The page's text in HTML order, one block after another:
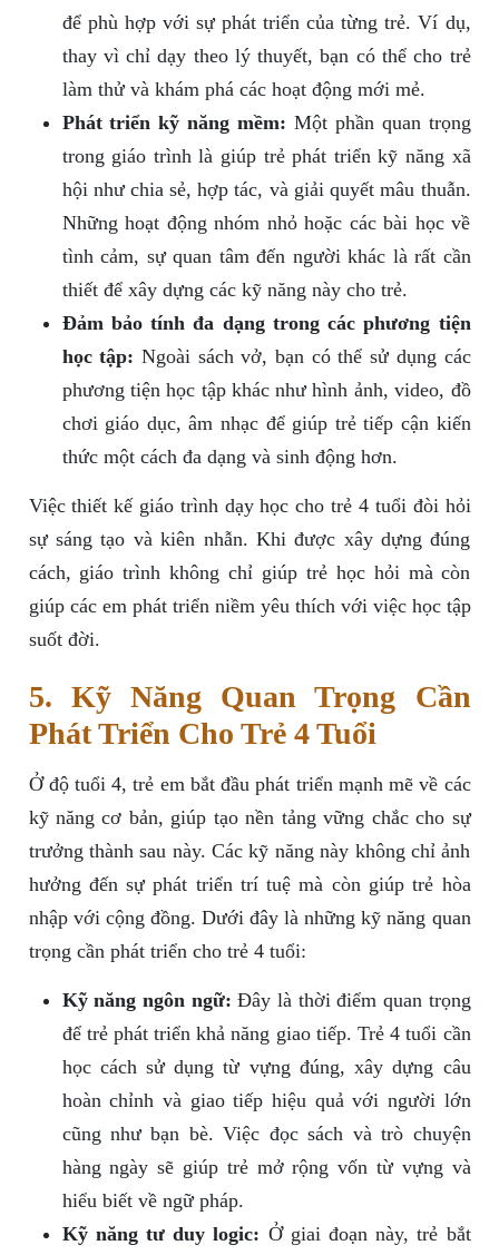
để phù hợp với sự phát triển của từng trẻ. Ví dụ,
thay vì chỉ dạy theo lý thuyết, bạn có thể cho trẻ
làm thử và khám phá các hoạt động mới mẻ.
Phát triển kỹ năng mềm: Một phần quan trọng
trong giáo trình là giúp trẻ phát triển kỹ năng xã
hội như chia sẻ, hợp tác, và giải quyết mâu thuẫn.
Những hoạt động nhóm nhỏ hoặc các bài học về
tình cảm, sự quan tâm đến người khác là rất cần
thiết để xây dựng các kỹ năng này cho trẻ.
Đảm bảo tính đa dạng trong các phương tiện
học tập: Ngoài sách vở, bạn có thể sử dụng các
phương tiện học tập khác như hình ảnh, video, đồ
chơi giáo dục, âm nhạc để giúp trẻ tiếp cận kiến
thức một cách đa dạng và sinh động hơn.
Việc thiết kế giáo trình dạy học cho trẻ 4 tuổi đòi hỏi
sự sáng tạo và kiên nhẫn. Khi được xây dựng đúng
cách, giáo trình không chỉ giúp trẻ học hỏi mà còn
giúp các em phát triển niềm yêu thích với việc học tập
suốt đời.
5. Kỹ Năng Quan Trọng Cần
Phát Triển Cho Trẻ 4 Tuổi
Ở độ tuổi 4, trẻ em bắt đầu phát triển mạnh mẽ về các
kỹ năng cơ bản, giúp tạo nền tảng vững chắc cho sự
trưởng thành sau này. Các kỹ năng này không chỉ ảnh
hưởng đến sự phát triển trí tuệ mà còn giúp trẻ hòa
nhập với cộng đồng. Dưới đây là những kỹ năng quan
trọng cần phát triển cho trẻ 4 tuổi:
Kỹ năng ngôn ngữ: Đây là thời điểm quan trọng
để trẻ phát triển khả năng giao tiếp. Trẻ 4 tuổi cần
học cách sử dụng từ vựng đúng, xây dựng câu
hoàn chỉnh và giao tiếp hiệu quả với người lớn
cũng như bạn bè. Việc đọc sách và trò chuyện
hàng ngày sẽ giúp trẻ mở rộng vốn từ vựng và
hiểu biết về ngữ pháp.
Kỹ năng tư duy logic: Ở giai đoạn này, trẻ bắt